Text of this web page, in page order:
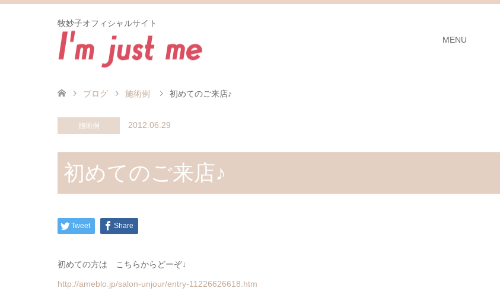
牧妙子オフィシャルサイト
MENU
ブログ 施術例 初めてのご来店♪
施術例 2012.06.29
初めてのご来店♪
Tweet Share
初めての方は こちらからどーぞ↓
http://ameblo.jp/salon-unjour/entry-11226626618.htm